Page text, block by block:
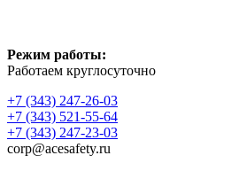
Режим работы:
Работаем круглосуточно
+7 (343) 247-26-03
+7 (343) 521-55-64
+7 (343) 247-23-03
corp@acesafety.ru